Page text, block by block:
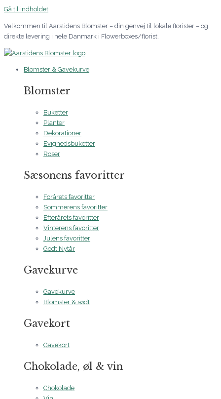
Gå til indholdet
Velkommen til Aarstidens Blomster – din genvej til lokale florister – og
direkte levering i hele Danmark i Flowerboxes/florist.
Blomster & Gavekurve
Blomster
Buketter
Planter
Dekorationer
Evighedsbuketter
Roser
Sæsonens favoritter
Forårets favoritter
Sommerens favoritter
Efterårets favoritter
Vinterens favoritter
Julens favoritter
Godt Nytår
Gavekurve
Gavekurve
Blomster & sødt
Gavekort
Gavekort
Chokolade, øl & vin
Chokolade